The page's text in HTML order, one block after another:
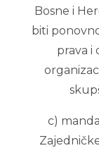
Bosne i
biti
prava i
c)